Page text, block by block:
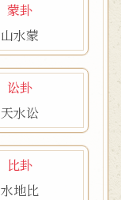
蒙卦
山水蒙
讼卦
天水讼
比卦
水地比